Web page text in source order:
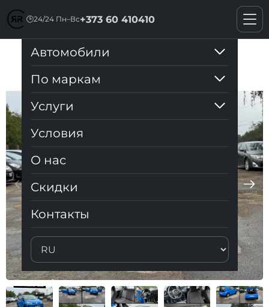
🕒24/24 Пн–Вс+373 60 410410
Автомобили
По маркам
Услуги
Условия
О нас
Cкидки
Контакты
VW Up 2013